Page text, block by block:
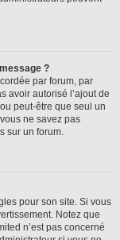
?
par forum, par
avoir autorisé l’ajout de
peut-être que seul un
ne savez pas
sur un forum.
pour son site. Si vous
Notez que
n’est pas concerné